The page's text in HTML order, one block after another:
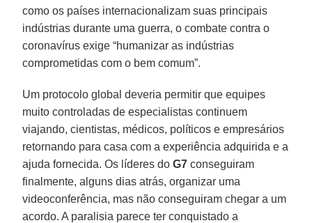
como os países internacionalizam suas principais
indústrias durante uma guerra, o combate contra o
coronavírus exige “humanizar as indústrias
comprometidas com o bem comum”.
Um protocolo global deveria permitir que equipes
muito controladas de especialistas continuem
viajando, cientistas, médicos, políticos e empresários
retornando para casa com a experiência adquirida e a
ajuda fornecida. Os líderes doG7 conseguiram
finalmente, alguns dias atrás, organizar uma
videoconferência, mas não conseguiram chegar a um
acordo. A paralisia parece ter conquistado a